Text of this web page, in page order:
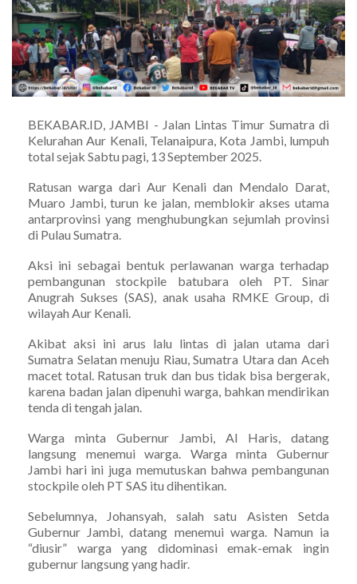
BEKABAR.ID, JAMBI - Jalan Lintas Timur Sumatra di
Kelurahan Aur Kenali, Telanaipura, Kota Jambi, lumpuh
total sejak Sabtu pagi, 13 September 2025.
Ratusan warga dari Aur Kenali dan Mendalo Darat,
Muaro Jambi, turun ke jalan, memblokir akses utama
antarprovinsi yang menghubungkan sejumlah provinsi
di Pulau Sumatra.
Aksi ini sebagai bentuk perlawanan warga terhadap
pembangunan stockpile batubara oleh PT. Sinar
Anugrah Sukses (SAS), anak usaha RMKE Group, di
wilayah Aur Kenali.
Akibat aksi ini arus lalu lintas di jalan utama dari
Sumatra Selatan menuju Riau, Sumatra Utara dan Aceh
macet total. Ratusan truk dan bus tidak bisa bergerak,
karena badan jalan dipenuhi warga, bahkan mendirikan
tenda di tengah jalan.
Warga minta Gubernur Jambi, Al Haris, datang
langsung menemui warga. Warga minta Gubernur
Jambi hari ini juga memutuskan bahwa pembangunan
stockpile oleh PT SAS itu dihentikan.
Sebelumnya, Johansyah, salah satu Asisten Setda
Gubernur Jambi, datang menemui warga. Namun ia
“diusir” warga yang didominasi emak-emak ingin
gubernur langsung yang hadir.